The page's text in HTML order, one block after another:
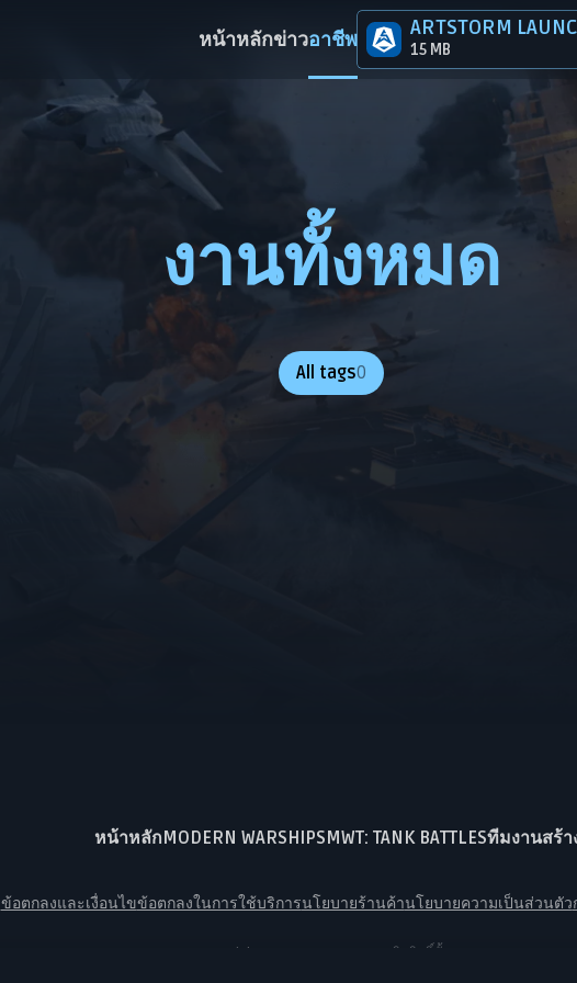
หน้าหลักข่าวอาชีพ ARTSTORM
15 MB
งานทั้งหมด
All tags0
หน้าหลักMODERN WARSHIPSMWT: TANK BATTLESทีมงานสร้
ข้อตกลงและเงื่อนไขข้อตกลงในการใช้บริการนโยบายร้านค้านโยบายความเป็นส่วนตัว
© Copyright 2026 ARTSTORM. สงวนลิขสิทธิ์ทั้งหมด